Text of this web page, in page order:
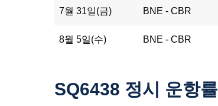
7월 31일(금) BNE - CBR
8월 5일(수) BNE - CBR
SQ6438 정시 운항률